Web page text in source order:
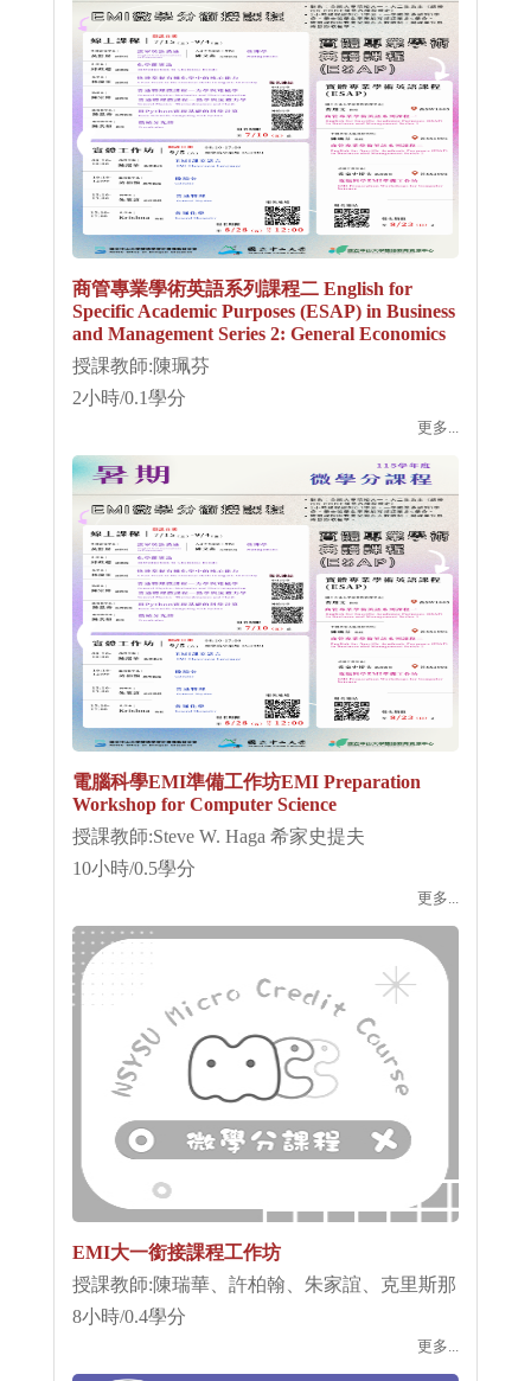
商管專業學術英語系列課程二 English for
Specific Academic Purposes (ESAP) in Business
and Management Series 2: General Economics
授課教師:陳珮芬
2小時/0.1學分
更多...
電腦科學EMI準備工作坊EMI Preparation
Workshop for Computer Science
授課教師:Steve W. Haga 希家史提夫
10小時/0.5學分
更多...
EMI大一銜接課程工作坊
授課教師:陳瑞華、許柏翰、朱家誼、克里斯那
8小時/0.4學分
更多...